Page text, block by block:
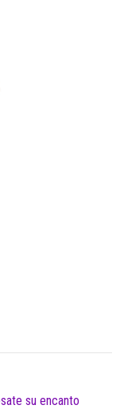
su encanto